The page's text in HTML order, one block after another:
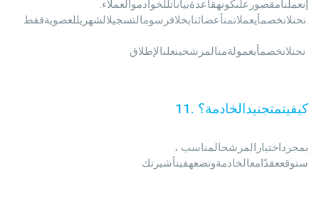
نحنلانخصمأيعملاتمنأعضائنابخلافرسومالتسجيلالشهريللعضويةفقط.
كيفيتمتجنيدالخادمة؟ .
11
ستوقععقدًامعالخادمةوتضعهفيتأشيرتك